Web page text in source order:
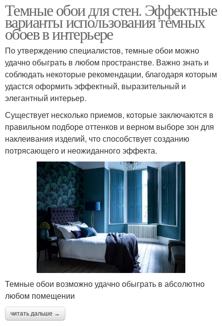
Темные обои для стен. Эффектные
варианты использования темных
обоев в интерьере
По утверждению специалистов, темные обои можно
удачно обыграть в любом пространстве. Важно знать и
соблюдать некоторые рекомендации, благодаря которым
удастся оформить эффектный, выразительный и
элегантный интерьер.
Существует несколько приемов, которые заключаются в
правильном подборе оттенков и верном выборе зон для
наклеивания изделий, что способствует созданию
потрясающего и неожиданного эффекта.
Темные обои возможно удачно обыграть в абсолютно
любом помещении
читать дальше →